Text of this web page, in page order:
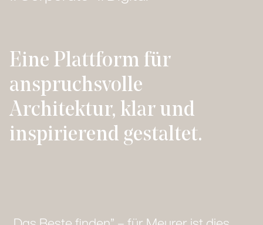
Eine Plattform für
anspruchsvolle
Architektur, klar und
inspirierend gestaltet.